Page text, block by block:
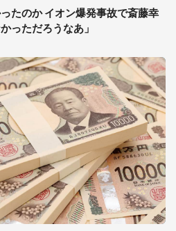
たのか イオン爆発事故で斎藤幸
っただろうなあ」